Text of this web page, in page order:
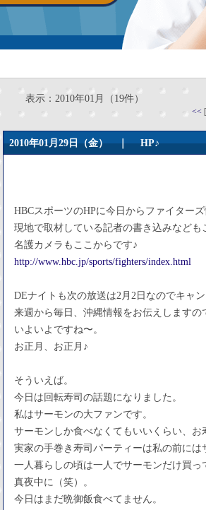
表示：2010年01月（19件）
<<
2010年01月29日（金） ｜HP♪
HBCスポーツのHPに今日からファイター
現地で取材している記者の書き込みなども
名護カメラもここからです♪
http://www.hbc.jp/sports/fighters/index.html
DEナイトも次の放送は2月2日なのでキャン
来週から毎日、沖縄情報をお伝えしますの
いよいよですね〜。
お正月、お正月♪
そういえば。
今日は回転寿司の話題になりました。
私はサーモンの大ファンです。
サーモンしか食べなくてもいいくらい、お
実家の手巻き寿司パーティーは私の前には
一人暮らしの頃は一人でサーモンだけ買っ
真夜中に（笑）。
今日はまだ晩御飯食べてません。